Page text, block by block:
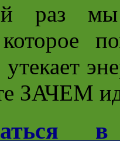
раз
утекает
ЗАЧЕМ
в